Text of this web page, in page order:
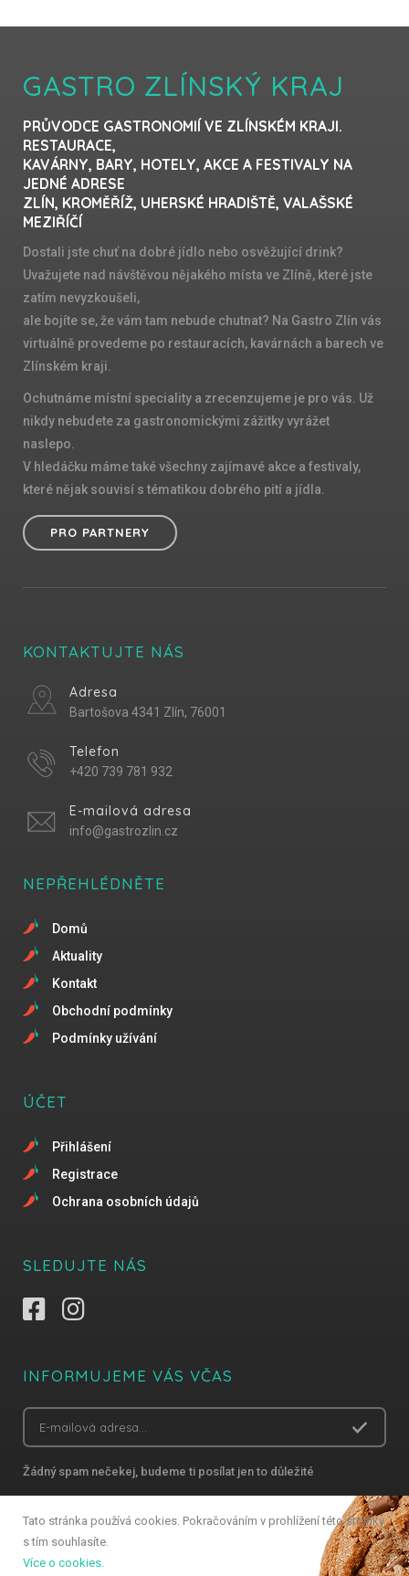
GASTRO ZLÍNSKÝ KRAJ
PRŮVODCE GASTRONOMIÍ VE ZLÍNSKÉM KRAJI.
RESTAURACE,
KAVÁRNY, BARY, HOTELY, AKCE A FESTIVALY NA
JEDNÉ ADRESE
ZLÍN, KROMĚŘÍŽ, UHERSKÉ HRADIŠTĚ, VALAŠSKÉ
MEZIŘÍČÍ
Dostali jste chuť na dobré jídlo nebo osvěžující drink?
Uvažujete nad návštěvou nějakého místa ve Zlíně, které jste
zatím nevyzkoušeli,
ale bojíte se, že vám tam nebude chutnat? Na Gastro Zlín vás
virtuálně provedeme po restauracích, kavárnách a barech ve
Zlínském kraji.
Ochutnáme místní speciality a zrecenzujeme je pro vás. Už
nikdy nebudete za gastronomickými zážitky vyrážet
naslepo.
V hledáčku máme také všechny zajímavé akce a festivaly,
které nějak souvisí s tématikou dobrého pití a jídla.
PRO PARTNERY
KONTAKTUJTE NÁS
Adresa
Bartošova 4341 Zlín, 76001
Telefon
+420 739 781 932
E-mailová adresa
info@gastrozlin.cz
NEPŘEHLÉDNĚTE
Domů
Aktuality
Kontakt
Obchodní podmínky
Podmínky užívání
ÚČET
Přihlášení
Registrace
Ochrana osobních údajů
SLEDUJTE NÁS
INFORMUJEME VÁS VČAS
Žádný spam nečekej, budeme ti posílat jen to důležité
Copyright 2018 Gastro Zlín – Všechna práva vyhrazena
Tato stránka používá cookies. Pokračováním v prohlížení této stránky
s tím souhlasíte.
Více o cookies.